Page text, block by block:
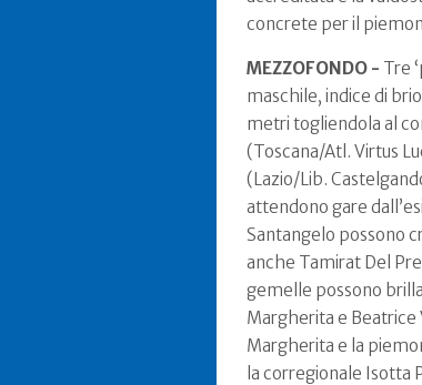
concrete per il
MEZZOFONDO - Tre
maschile, indice di
metri togliendola al
(Toscana/Atl. Virtus
(Lazio/Lib.
attendono gare
Santangelo possono
anche Tamirat Del
gemelle possono
Margherita e
Margherita e la
la corregionale Isotta